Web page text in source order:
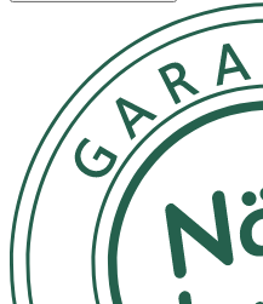
OK för gravida och